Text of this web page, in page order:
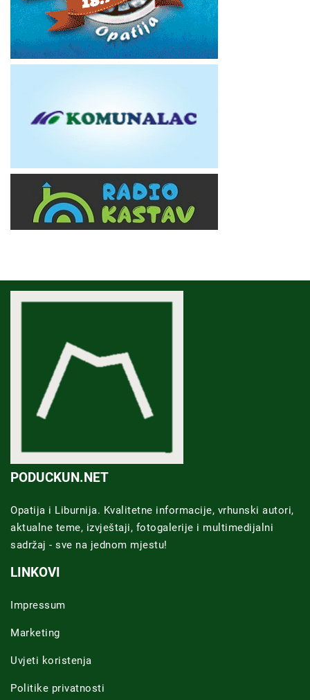
PODUCKUN.NET
Opatija i Liburnija. Kvalitetne informacije, vrhunski autori,
aktualne teme, izvještaji, fotogalerije i multimedijalni
sadržaj - sve na jednom mjestu!
LINKOVI
Impressum
Marketing
Uvjeti koristenja
Politike privatnosti